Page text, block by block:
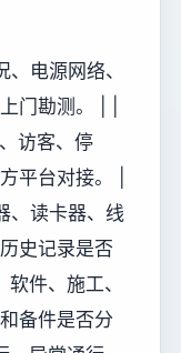
电源网络、
门勘测。 | |
访客、停
平台对接。 |
、读卡器、线
史记录是否
件、施工、
备件是否分